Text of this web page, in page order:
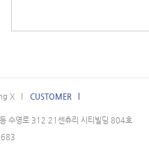
X l CUSTOMER l
수영로 312 21센츄리 시티빌딩 804호